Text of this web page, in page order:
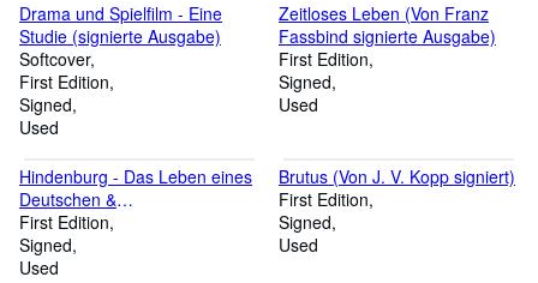
Drama und Spielfilm - Eine
Studie (signierte Ausgabe)
Softcover
First Edition
Signed
Used
Zeitloses Leben (Von Franz
Fassbind signierte Ausgabe)
First Edition
Signed
Used
Hindenburg - Das Leben eines
Deutschen &
Familiengeschichtlicher
Anhang zu Hindenburg - Das .
(von Hans F. Helmolt signiert)
First Edition
Signed
Used
Brutus (Von J. V. Kopp signiert)
First Edition
Signed
Used